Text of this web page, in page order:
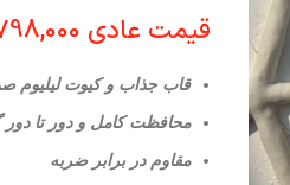
قیمت عادی
قاب جذاب و کیوت لیلیوم
محافظت کامل و دور تا
مقاوم در برابر ضربه